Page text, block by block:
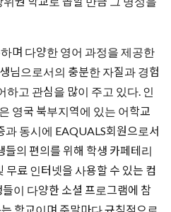
간 거리의 북부에 위치한다. 주
리하고 뉴카슬 공항도 있어 가
으로 좋은 위치이다. 뉴카슬은
니엄 브릿지라는 뉴카슬의 유명
터내셔널 하우스 뉴캐슬은 시
가깝고 학생들이 통학하기에도